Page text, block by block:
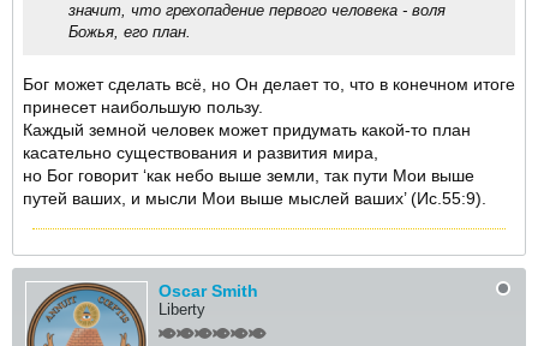
значит, что грехопадение первого человека - воля
Божья, его план.
Бог может сделать всё, но Он делает то, что в конечном итоге
принесет наибольшую пользу.
Каждый земной человек может придумать какой-то план
касательно существования и развития мира,
но Бог говорит ‘как небо выше земли, так пути Мои выше
путей ваших, и мысли Мои выше мыслей ваших’ (Ис.55:9).
Oscar Smith
Liberty